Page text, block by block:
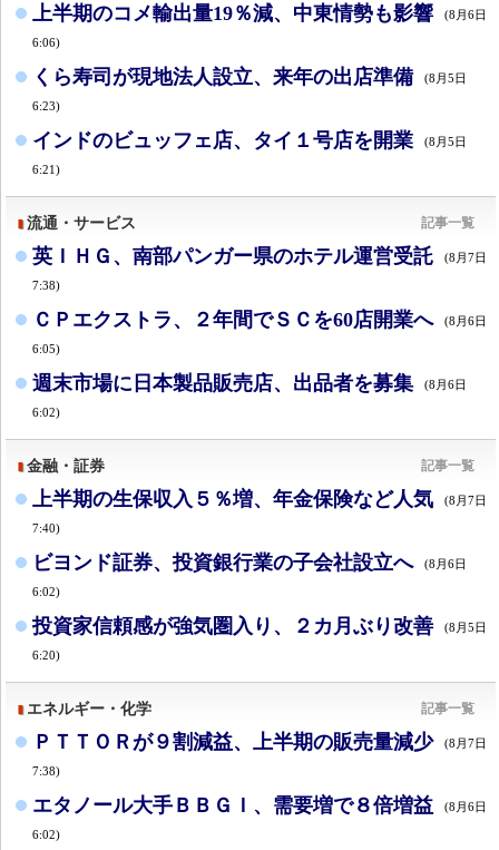
上半期のコメ輸出量19％減、中東情勢も影響 (8月6日
6:06)
くら寿司が現地法人設立、来年の出店準備 (8月5日
6:23)
インドのビュッフェ店、タイ１号店を開業 (8月5日
6:21)
流通・サービス 記事一覧
英ＩＨＧ、南部パンガー県のホテル運営受託 (8月7日
7:38)
ＣＰエクストラ、２年間でＳＣを60店開業へ (8月6日
6:05)
週末市場に日本製品販売店、出品者を募集 (8月6日
6:02)
金融・証券 記事一覧
上半期の生保収入５％増、年金保険など人気 (8月7日
7:40)
ビヨンド証券、投資銀行業の子会社設立へ (8月6日
6:02)
投資家信頼感が強気圏入り、２カ月ぶり改善 (8月5日
6:20)
エネルギー・化学 記事一覧
ＰＴＴＯＲが９割減益、上半期の販売量減少 (8月7日
7:38)
エタノール大手ＢＢＧＩ、需要増で８倍増益 (8月6日
6:02)